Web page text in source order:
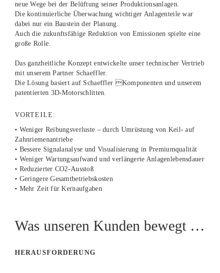
neue Wege bei der Belüftung seiner Produktionsanlagen.
Die kontinuierliche Überwachung wichtiger Anlagenteile war
dabei nur ein Baustein der Planung.
Auch die zukunftsfähige Reduktion von Emissionen spielte eine
große Rolle.
Das ganzheitliche Konzept entwickelte unser technischer Vertrieb
mit unserem Partner Schaeffler.
Die Lösung basiert auf Schaeffler Komponenten und unserem
patentierten 3D-Motorschlitten.
VORTEILE:
• Weniger Reibungsverluste – durch Umrüstung von Keil- auf
Zahnriemenantriebe
• Bessere Signalanalyse und Visualisierung in Premiumqualität
• Weniger Wartungsaufwand und verlängerte Anlagenlebensdauer
• Reduzierter CO2-Ausstoß
• Geringere Gesamtbetriebskosten
• Mehr Zeit für Kernaufgaben
Was unseren Kunden bewegt …
HERAUSFORDERUNG